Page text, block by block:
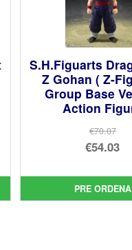
S.H.Figuarts
Z Gohan ( Z-
Group Base
Action
€70.07
El
era:
€54.03
precio
PRE ORDENA